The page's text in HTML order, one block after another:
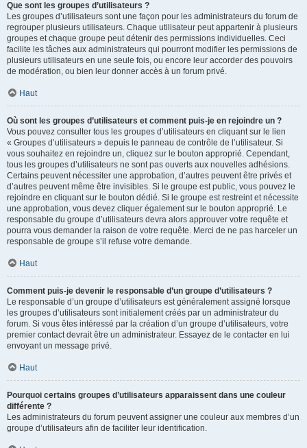
Que sont les groupes d’utilisateurs ?
Les groupes d’utilisateurs sont une façon pour les administrateurs du forum de
regrouper plusieurs utilisateurs. Chaque utilisateur peut appartenir à plusieurs
groupes et chaque groupe peut détenir des permissions individuelles. Ceci
facilite les tâches aux administrateurs qui pourront modifier les permissions de
plusieurs utilisateurs en une seule fois, ou encore leur accorder des pouvoirs
de modération, ou bien leur donner accès à un forum privé.
Haut
Où sont les groupes d’utilisateurs et comment puis-je en rejoindre un ?
Vous pouvez consulter tous les groupes d’utilisateurs en cliquant sur le lien
« Groupes d’utilisateurs » depuis le panneau de contrôle de l’utilisateur. Si
vous souhaitez en rejoindre un, cliquez sur le bouton approprié. Cependant,
tous les groupes d’utilisateurs ne sont pas ouverts aux nouvelles adhésions.
Certains peuvent nécessiter une approbation, d’autres peuvent être privés et
d’autres peuvent même être invisibles. Si le groupe est public, vous pouvez le
rejoindre en cliquant sur le bouton dédié. Si le groupe est restreint et nécessite
une approbation, vous devez cliquer également sur le bouton approprié. Le
responsable du groupe d’utilisateurs devra alors approuver votre requête et
pourra vous demander la raison de votre requête. Merci de ne pas harceler un
responsable de groupe s’il refuse votre demande.
Haut
Comment puis-je devenir le responsable d’un groupe d’utilisateurs ?
Le responsable d’un groupe d’utilisateurs est généralement assigné lorsque
les groupes d’utilisateurs sont initialement créés par un administrateur du
forum. Si vous êtes intéressé par la création d’un groupe d’utilisateurs, votre
premier contact devrait être un administrateur. Essayez de le contacter en lui
envoyant un message privé.
Haut
Pourquoi certains groupes d’utilisateurs apparaissent dans une couleur
différente ?
Les administrateurs du forum peuvent assigner une couleur aux membres d’un
groupe d’utilisateurs afin de faciliter leur identification.